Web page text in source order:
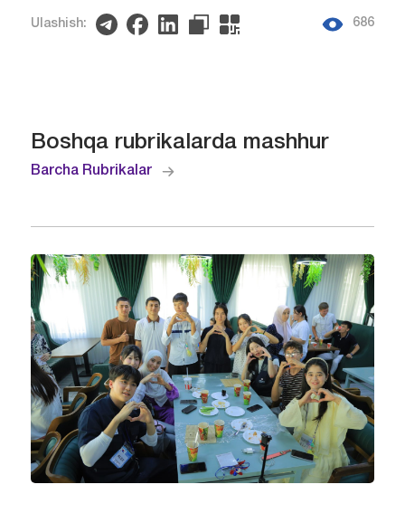
Ulashish: 686
Boshqa rubrikalarda mashhur
Barcha Rubrikalar